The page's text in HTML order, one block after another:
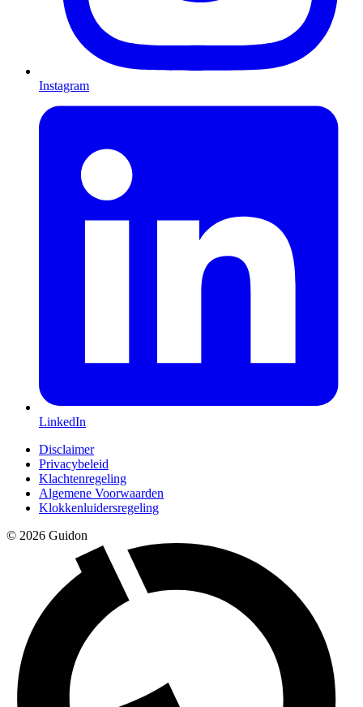
Instagram
LinkedIn
Disclaimer
Privacybeleid
Klachtenregeling
Algemene Voorwaarden
Klokkenluidersregeling
© 2026 Guidon